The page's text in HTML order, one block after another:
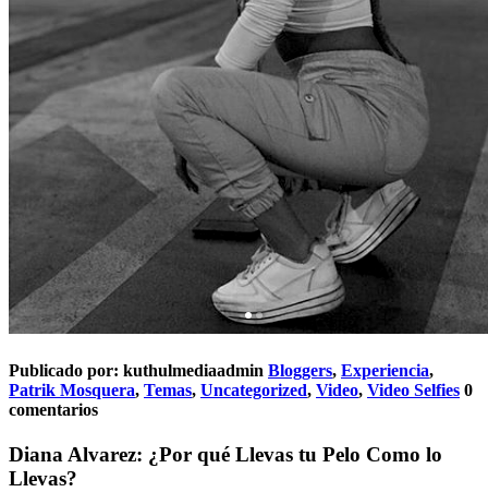
Publicado por: kuthulmediaadmin Bloggers, Experiencia,
Patrik Mosquera, Temas, Uncategorized, Video, Video Selfies 0
comentarios
Diana Alvarez: ¿Por qué Llevas tu Pelo Como lo
Llevas?